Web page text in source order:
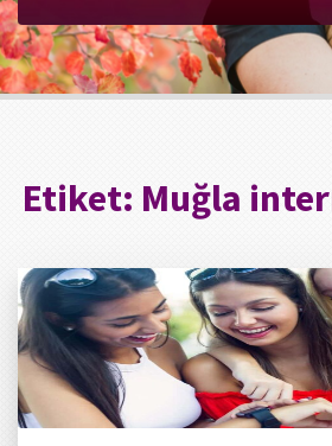
Etiket: Muğla